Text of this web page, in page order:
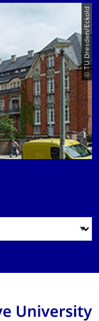
© TU Dresden/Eckold